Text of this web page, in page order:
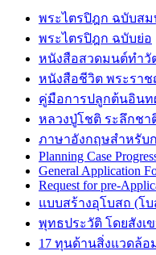
พระไตรปิฎก ฉบับส
พระไตรปิฎก ฉบับย่อ
หนังสือสวดมนต์ทำวั
หนังสือชีวิต พระรา
คู่มือการปลูกต้นอินท
หลวงปู่โชติ ระลึกชา
ภาษาอังกฤษสำหรับ
Planning Case
General Application
Request for pre-
แบบสร้างอุโบสถ (โ
พุทธประวัติ โดยสังเ
17 ทุนด้านสิ่งแวดล้